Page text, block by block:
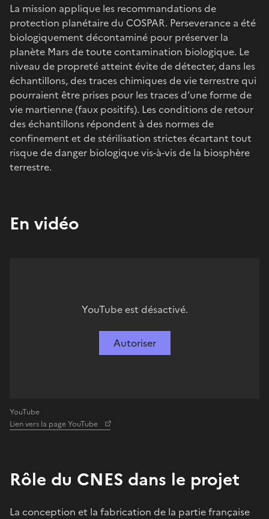
La mission applique les recommandations de
protection planétaire du COSPAR. Perseverance a été
biologiquement décontaminé pour préserver la
planète Mars de toute contamination biologique. Le
niveau de propreté atteint évite de détecter, dans les
échantillons, des traces chimiques de vie terrestre qui
pourraient être prises pour les traces d’une forme de
vie martienne (faux positifs). Les conditions de retour
des échantillons répondent à des normes de
confinement et de stérilisation strictes écartant tout
risque de danger biologique vis-à-vis de la biosphère
terrestre.
En vidéo
YouTube est désactivé.
Autoriser
YouTube
Lien vers la page YouTube
Rôle du CNES dans le projet
La conception et la fabrication de la partie française